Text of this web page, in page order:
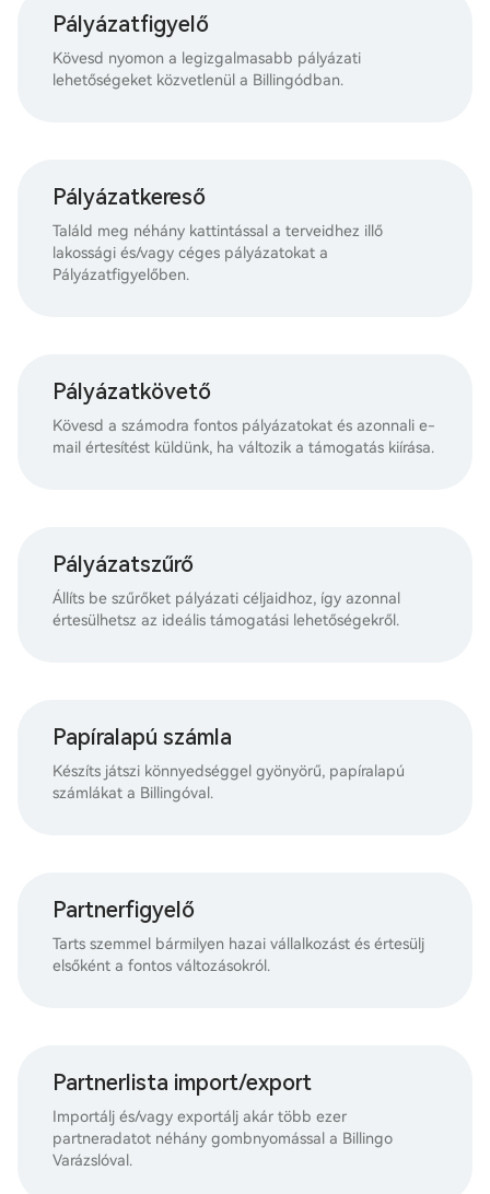
Pályázatfigyelő
Kövesd nyomon a legizgalmasabb pályázati
lehetőségeket közvetlenül a Billingódban.
Pályázatkereső
Találd meg néhány kattintással a terveidhez illő
lakossági és/vagy céges pályázatokat a
Pályázatfigyelőben.
Pályázatkövető
Kövesd a számodra fontos pályázatokat és azonnali e-
mail értesítést küldünk, ha változik a támogatás kiírása.
Pályázatszűrő
Állíts be szűrőket pályázati céljaidhoz, így azonnal
értesülhetsz az ideális támogatási lehetőségekről.
Papíralapú számla
Készíts játszi könnyedséggel gyönyörű, papíralapú
számlákat a Billingóval.
Partnerfigyelő
Tarts szemmel bármilyen hazai vállalkozást és értesülj
elsőként a fontos változásokról.
Partnerlista import/export
Importálj és/vagy exportálj akár több ezer
partneradatot néhány gombnyomással a Billingo
Varázslóval.